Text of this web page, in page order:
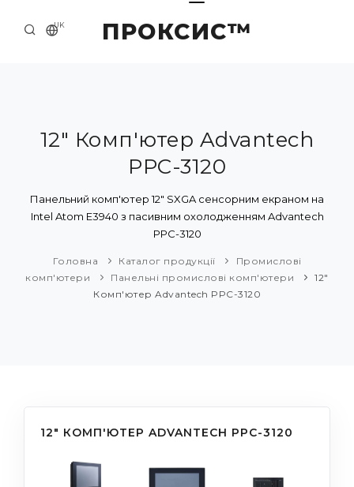
ПРОКСИС™
UK
ПРО НАС
ПРИКЛАДИ ТА РІШЕННЯ
КАТАЛОГ ПРОДУКЦІЇ
12" Комп'ютер Advantech
PPC-3120
Панельний комп'ютер 12" SXGA сенсорним екраном на
Intel Atom E3940 з пасивним охолодженням Advantech
PPC-3120
Головна Каталог продукції
Промислові
комп'ютери
Панельні промислові комп'ютери
12"
Комп'ютер Advantech PPC-3120
12" КОМП'ЮТЕР ADVANTECH PPC-3120